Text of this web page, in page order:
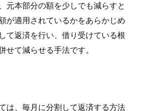
元本部分の額を少しでも減らすと
が適用されているかをあらかじめ
て返済を行い、借り受けている根
て減らせる手法です。
は、毎月に分割して返済する方法